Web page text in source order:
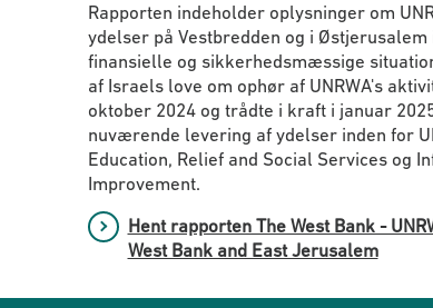
Rapporten indeholder oplysninger om
ydelser på Vestbredden og i
finansielle og sikkerhedsmæssige
af Israels love om ophør af UNRWA's
oktober 2024 og trådte i kraft i januar
nuværende levering af ydelser inden for
Education, Relief and Social Services og
Improvement.
Hent rapporten The West Bank -
West Bank and East Jerusalem